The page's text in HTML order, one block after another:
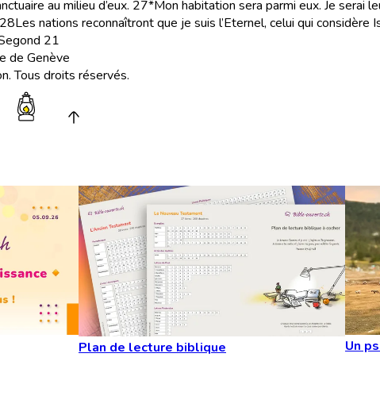
au milieu d’eux. 27*Mon habitation sera parmi eux. Je serai
28Les nations reconnaîtront que je suis l’Eternel, celui qui considère
21
de Genève
Tous droits réservés.
Plan de lecture biblique Un